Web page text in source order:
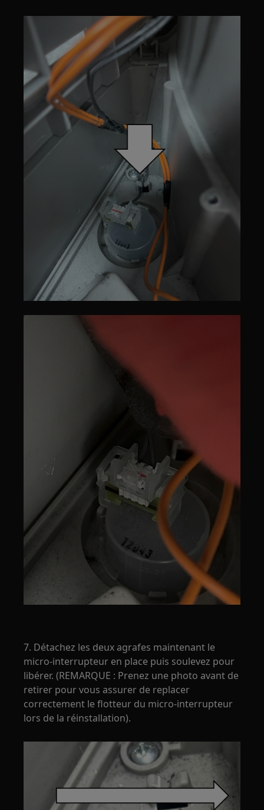
7. Détachez les deux agrafes maintenant le
micro-interrupteur en place puis soulevez pour
libérer. (REMARQUE : Prenez une photo avant de
retirer pour vous assurer de replacer
correctement le flotteur du micro-interrupteur
lors de la réinstallation).